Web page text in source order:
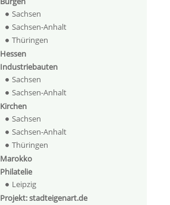
Sachsen
Sachsen-Anhalt
Thüringen
Hessen
Industriebauten
Sachsen
Sachsen-Anhalt
Kirchen
Sachsen
Sachsen-Anhalt
Thüringen
Marokko
Philatelie
Leipzig
Projekt: stadteigenart.de